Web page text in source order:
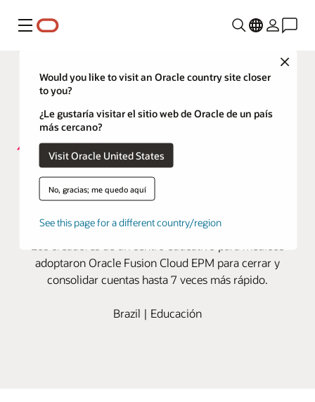
Menú
Close
Would you like to visit an Oracle country site closer
to you?
¿Le gustaría visitar el sitio web de Oracle de un país
más cercano?
Visit Oracle United States
No, gracias; me quedo aquí
See this page for a different country/region
Afya automatiza el 85 % de sus
procesos de consolidación
financiera con Oracle Cloud
adoptaron Oracle Fusion Cloud EPM para cerrar y
consolidar cuentas hasta 7 veces más rápido.
Brazil | Educación